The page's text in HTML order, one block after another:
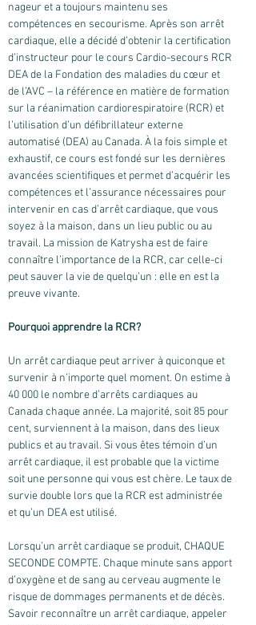
nageur et a toujours maintenu ses
compétences en secourisme. Après son arrêt
cardiaque, elle a décidé d’obtenir la certification
d’instructeur pour le cours Cardio-secours RCR
DEA de la Fondation des maladies du cœur et
de l’AVC – la référence en matière de formation
sur la réanimation cardiorespiratoire (RCR) et
l’utilisation d’un défibrillateur externe
automatisé (DEA) au Canada. À la fois simple et
exhaustif, ce cours est fondé sur les dernières
avancées scientifiques et permet d’acquérir les
compétences et l’assurance nécessaires pour
intervenir en cas d’arrêt cardiaque, que vous
soyez à la maison, dans un lieu public ou au
travail. La mission de Katrysha est de faire
connaître l’importance de la RCR, car celle-ci
peut sauver la vie de quelqu’un : elle en est la
preuve vivante.
Pourquoi apprendre la RCR?
Un arrêt cardiaque peut arriver à quiconque et
survenir à n’importe quel moment. On estime à
40 000 le nombre d’arrêts cardiaques au
Canada chaque année. La majorité, soit 85 pour
cent, surviennent à la maison, dans des lieux
publics et au travail. Si vous êtes témoin d’un
arrêt cardiaque, il est probable que la victime
soit une personne qui vous est chère. Le taux de
survie double lors que la RCR est administrée
et qu’un DEA est utilisé.
Lorsqu’un arrêt cardiaque se produit, CHAQUE
SECONDE COMPTE. Chaque minute sans apport
d’oxygène et de sang au cerveau augmente le
risque de dommages permanents et de décès.
Savoir reconnaître un arrêt cardiaque, appeler